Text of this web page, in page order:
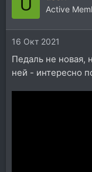
U Active
16 Окт 2021
Педаль не новая,
ней - интересно